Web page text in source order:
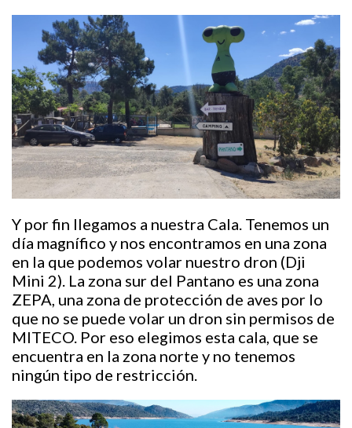
Y por fin llegamos a nuestra Cala. Tenemos un
día magnífico y nos encontramos en una zona
en la que podemos volar nuestro dron (Dji
Mini 2). La zona sur del Pantano es una zona
ZEPA, una zona de protección de aves por lo
que no se puede volar un dron sin permisos de
MITECO. Por eso elegimos esta cala, que se
encuentra en la zona norte y no tenemos
ningún tipo de restricción.